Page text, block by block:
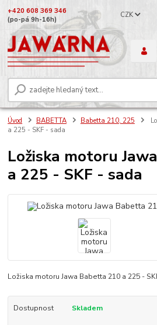
CZK
+420 608 369 346
(po-pá 9h-16h)
Úvod BABETTA Babetta 210, 225
a 225 - SKF - sada
Ložiska motoru
a 225 - SKF - sada
Ložiska motoru Jawa Babetta 210 a 225 -
Dostupnost Skladem